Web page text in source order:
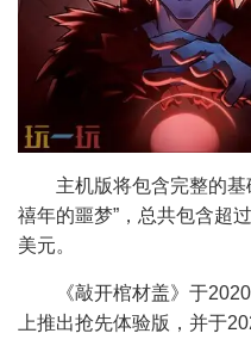
主机版将包含完整的
禧年的噩梦”，总共包含超
美元。
《敲开棺材盖》于
上推出抢先体验版，并于